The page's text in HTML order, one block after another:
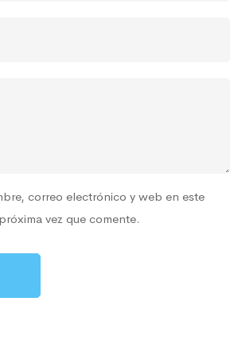
correo electrónico y web en este
vez que comente.